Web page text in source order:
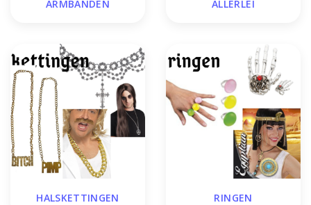
ARMBANDEN ALLERLEI
HALSKETTINGEN RINGEN